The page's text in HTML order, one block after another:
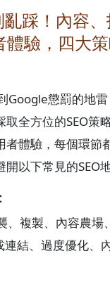
亂踩！內容
體驗，四大
Google懲罰的地
取全方位的SEO策
者體驗，每個環節
以下常見的SEO
、複製、內容農場
結、過度優化、